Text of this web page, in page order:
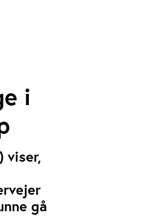
i
viser,
gå